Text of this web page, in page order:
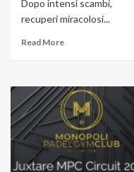
Dopo intensi scambi,
recuperi miracolosi...
Read More